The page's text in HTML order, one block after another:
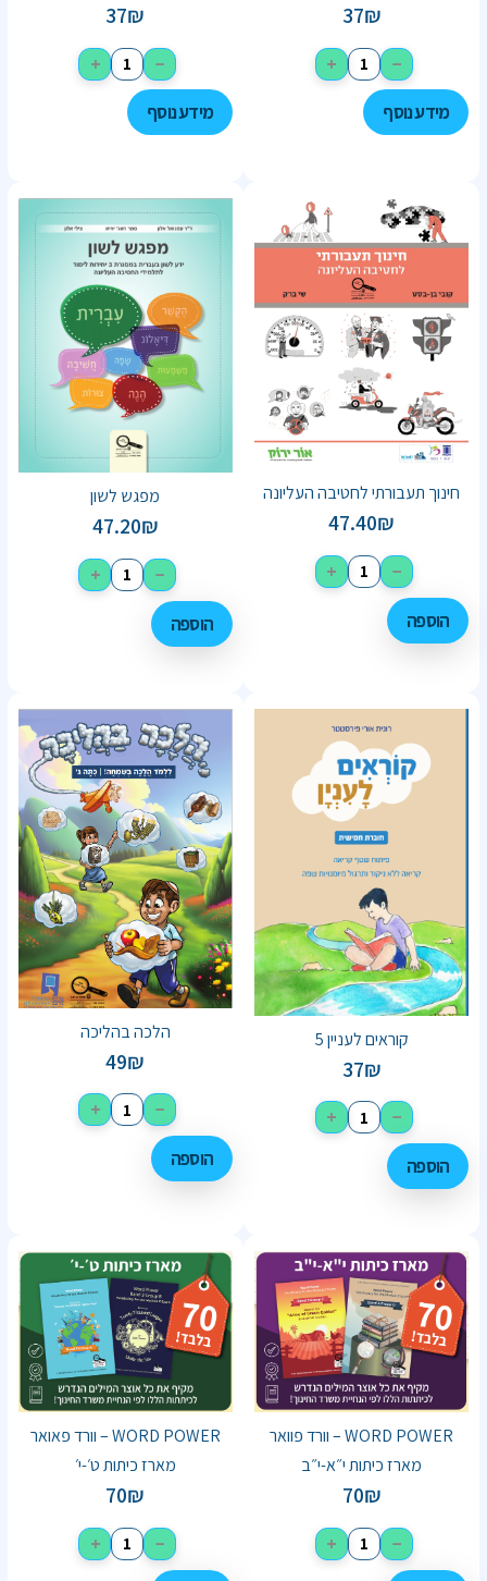
37₪
−
+
מידע נוסף
37₪
−
+
מידע נוסף
חינוך תעבורתי לחטיבה העליונה
47.40₪
−
+
הוספה
מפגש לשון
47.20₪
−
+
הוספה
קוראים לעניין 5
37₪
−
+
הוספה
הלכה בהליכה
49₪
−
+
הוספה
WORD POWER – וורד פוואר
מארז כיתות י״א-י״ב
70₪
−
+
WORD POWER – וורד פאואר
מארז כיתות ט׳-י׳
70₪
−
+